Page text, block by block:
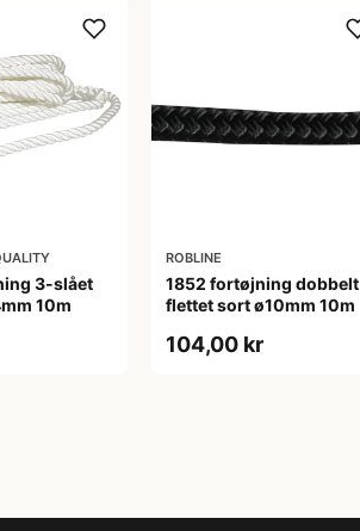
3-slået
10m
ROBLINE
1852 fortøjning dobbelt
flettet sort ø10mm 10m
104,00 kr